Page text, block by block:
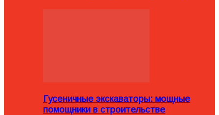
Гусеничные экскаваторы: мощные
помощники в строительстве